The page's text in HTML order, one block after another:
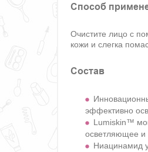
Способ
Очистите лицо с
кожи и слегка
Состав
эффективно
Lumiskin™
осветляющее и
Ниацинамид